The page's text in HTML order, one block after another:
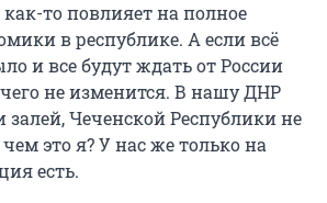
как-то повлияет на полное
в республике. А если всё
и все будут ждать от России
не изменится. В нашу ДНР
залей, Чеченской Республики не
это я? У нас же только на
есть.